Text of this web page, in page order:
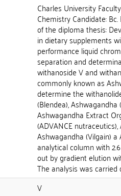
Charles University
Chemistry Candidate:
of the diploma thesis:
in dietary supplements
performance liquid
separation and
withanoside V and
commonly known as
determine the
(Blendea),
Ashwagandha Extract
(ADVANCE
Ashwagandha (Vilgain)
analytical column with
out by gradient elution
The analysis was carried
V